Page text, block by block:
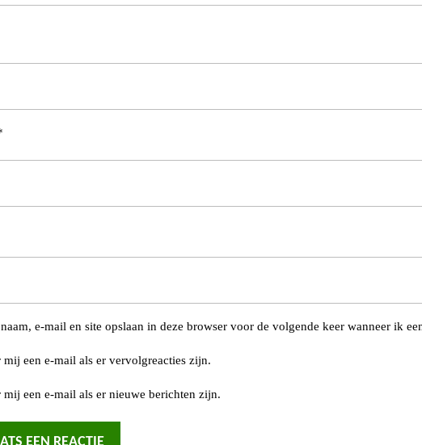
e-mail en site opslaan in deze browser voor de volgende keer wanneer ik
mij een e-mail als er vervolgreacties zijn.
mij een e-mail als er nieuwe berichten zijn.